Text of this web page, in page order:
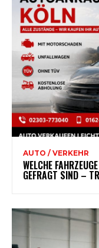
AUTO / VERKEHR
WELCHE
GEFRAGT SIND –